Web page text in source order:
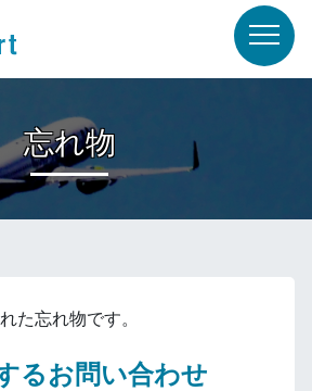
忘れ物
た忘れ物です。
るお問い合わせ